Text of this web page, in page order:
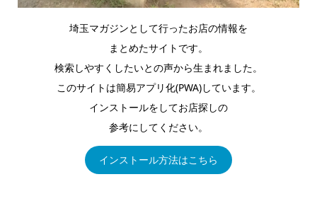
埼玉マガジンとして行ったお店の情報を
まとめたサイトです。
検索しやすくしたいとの声から生まれました。
このサイトは簡易アプリ化(PWA)しています。
インストールをしてお店探しの
参考にしてください。
インストール方法はこちら